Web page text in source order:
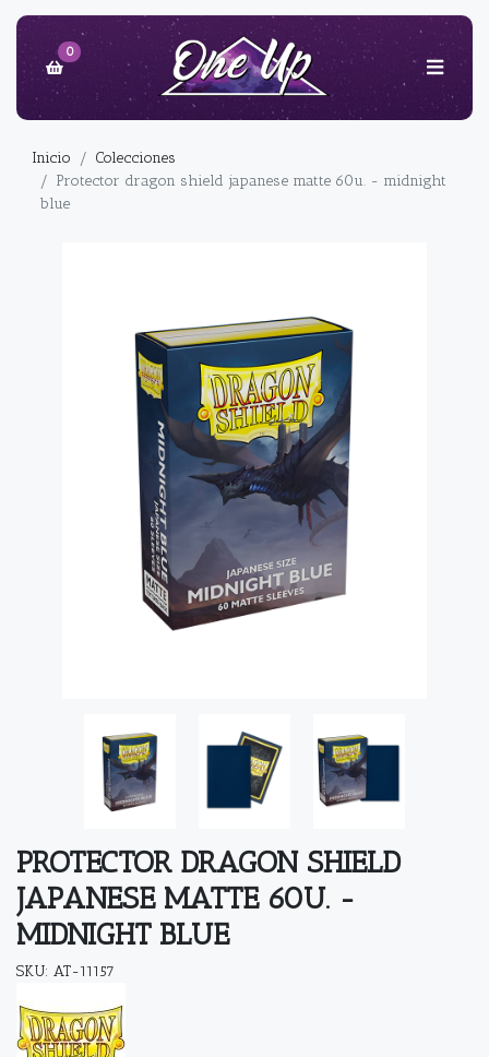
0
Inicio
Colecciones
Protector dragon shield japanese matte 60u. - midnight
blue
PROTECTOR DRAGON SHIELD
JAPANESE MATTE 60U. -
MIDNIGHT BLUE
SKU: AT-11157